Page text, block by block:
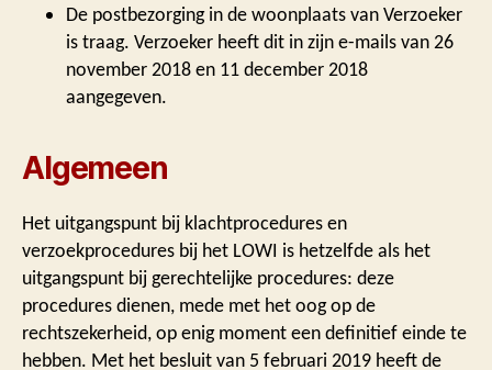
De postbezorging in de woonplaats van Verzoeker
is traag. Verzoeker heeft dit in zijn e-mails van 26
november 2018 en 11 december 2018
aangegeven.
Algemeen
Het uitgangspunt bij klachtprocedures en
verzoekprocedures bij het LOWI is hetzelfde als het
uitgangspunt bij gerechtelijke procedures: deze
procedures dienen, mede met het oog op de
rechtszekerheid, op enig moment een definitief einde te
hebben. Met het besluit van 5 februari 2019 heeft de